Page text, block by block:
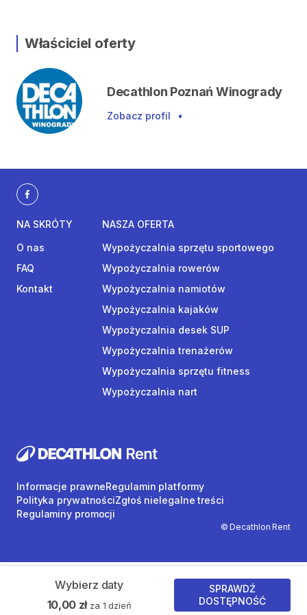
Właściciel oferty
Decathlon Poznań Winogrady
Zobacz profil •
Wybierz daty
10,00 zł za 1 dzień
SPRAWDŹ
DOSTĘPNOŚĆ
NA SKRÓTY
O nas
FAQ
Kontakt
NASZA OFERTA
Wypożyczalnia sprzętu sportowego
Wypożyczalnia rowerów
Wypożyczalnia namiotów
Wypożyczalnia kajaków
Wypożyczalnia desek SUP
Wypożyczalnia trenażerów
Wypożyczalnia sprzętu fitness
Wypożyczalnia nart
© Decathlon Rent
Informacje prawneRegulamin platformy
Polityka prywatnościZgłoś nielegalne treści
Regulaminy promocji